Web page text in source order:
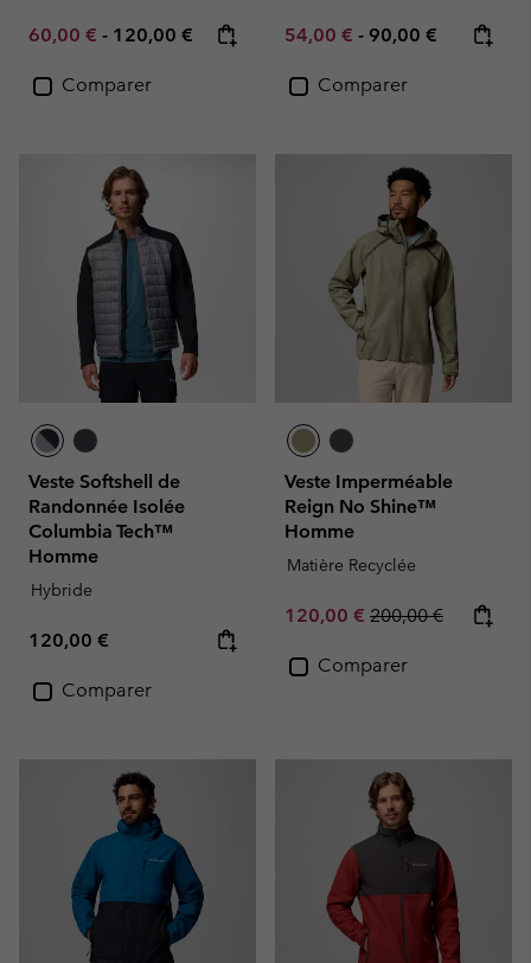
Minimum sale price:
60,00 € - Maximum price:
120,00 €
Comparer
Minimum sale price:
54,00 € - Maximum price:
90,00 €
Comparer
Veste Softshell de
Randonnée Isolée
Columbia Tech™
Homme
Hybride
Regular price:
120,00 €
Comparer
Veste Imperméable
Reign No Shine™
Homme
Matière Recyclée
Sale price:
120,00 € Regular price:
200,00 €
Comparer